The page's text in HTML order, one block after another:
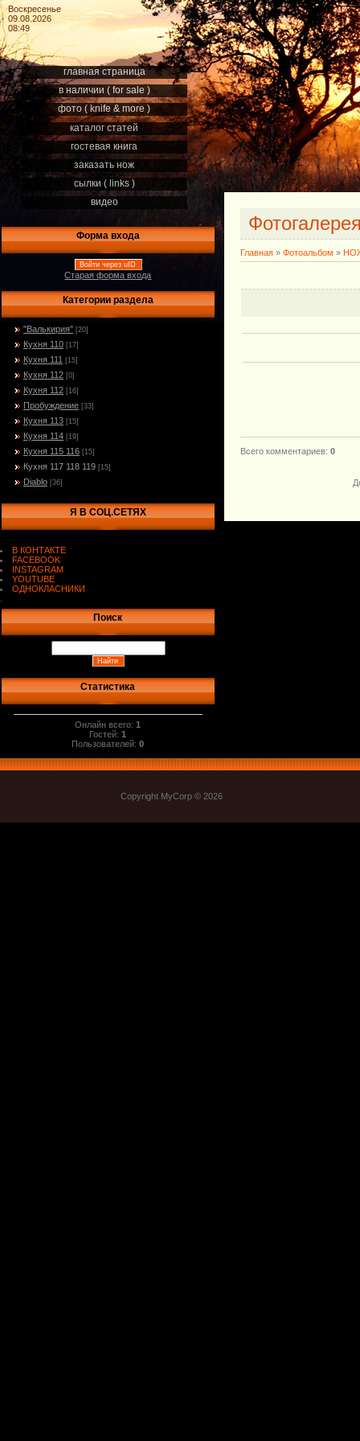
Воскресенье
09.08.2026
08:49
главная страница
в наличии ( for sale )
фото ( knife & more )
каталог статей
гостевая книга
заказать нож
сылки ( links )
видео
Форма входа
Войти через uID
Старая форма входа
Категории раздела
"Валькирия" [20]
Кухня 110 [17]
Кухня 111 [15]
Кухня 112 [0]
Кухня 112 [16]
Пробуждение [33]
Кухня 113 [15]
Кухня 114 [19]
Кухня 115 116 [15]
Кухня 117 118 119 [15]
Diablo [36]
Я В СОЦ.СЕТЯХ
В КОНТАКТЕ
FACEBOOK
INSTAGRAM
YOUTUBE
ОДНОКЛАСНИКИ
Поиск
Статистика
Онлайн всего:1
Гостей:1
Пользователей:0
Главная » Фотоальбом »
Всего комментариев: 0
Copyright MyCorp © 2026